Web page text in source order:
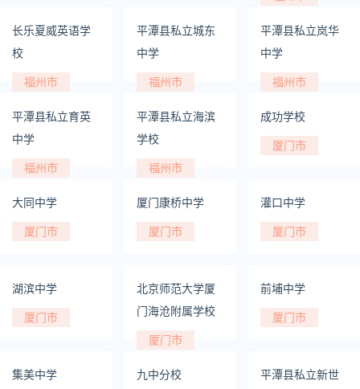
长乐夏威英语学
校
福州市
平潭县私立城东
中学
福州市
平潭县私立岚华
中学
福州市
平潭县私立育英
中学
福州市
平潭县私立海滨
学校
福州市
成功学校
厦门市
大同中学
厦门市
厦门康桥中学
厦门市
灌口中学
厦门市
湖滨中学
厦门市
北京师范大学厦
门海沧附属学校
厦门市
前埔中学
厦门市
集美中学 九中分校
平潭县私立新世